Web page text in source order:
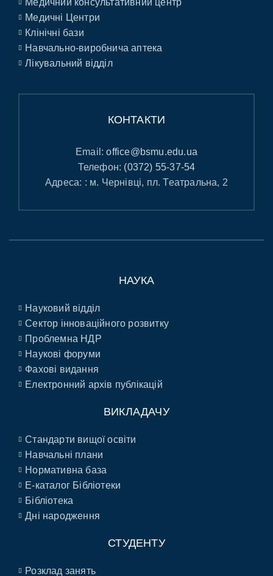
Медичні Центри
Клінічні бази
Навчально-виробнича аптека
Лікувальний відділ
КОНТАКТИ
Email:office@bsmu.edu.ua
Телефон: (0372) 55-37-54
Адреса: : м. Чернівці, пл. Театральна, 2
НАУКА
Науковий відділ
Сектор інноваційного розвитку
Проблемна НДР
Наукові форуми
Фахові видання
Електронний архів публікацій
ВИКЛАДАЧУ
Стандарти вищої освіти
Навчальні плани
Нормативна база
E-каталог Бібліотеки
Бібліотека
Дні народження
СТУДЕНТУ
Розклад занять